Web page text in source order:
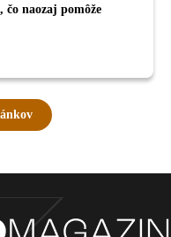
naozaj pomôže